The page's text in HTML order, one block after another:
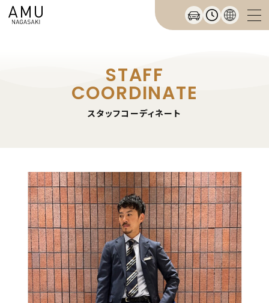
STAFF
COORDINATE
スタッフコーディネート